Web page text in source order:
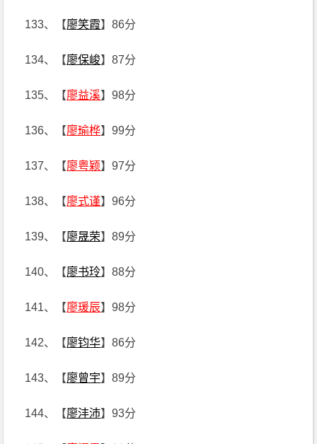
133、【廖笑霞】86分
134、【廖保峻】87分
135、【廖益溪】98分
136、【廖瑜桦】99分
137、【廖粤颖】97分
138、【廖式谨】96分
139、【廖晟荣】89分
140、【廖书玲】88分
141、【廖瑗辰】98分
142、【廖钧华】86分
143、【廖曾宇】89分
144、【廖沣沛】93分